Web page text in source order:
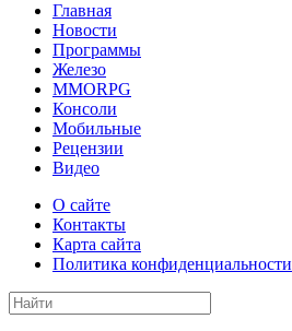
Главная
Новости
Программы
Железо
MMORPG
Консоли
Мобильные
Рецензии
Видео
О сайте
Контакты
Карта сайта
Политика конфиденциальности